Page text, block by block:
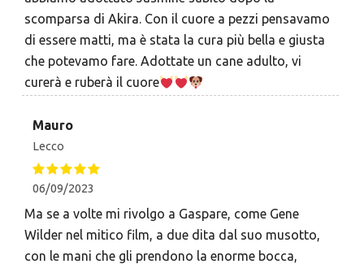
scomparsa di Akira. Con il cuore a pezzi pensavamo
di essere matti, ma è stata la cura più bella e giusta
che potevamo fare. Adottate un cane adulto, vi
curerà e ruberà il cuore
Mauro
Lecco
06/09/2023
Ma se a volte mi rivolgo a Gaspare, come Gene
Wilder nel mitico film, a due dita dal suo musotto,
con le mani che gli prendono la enorme bocca,